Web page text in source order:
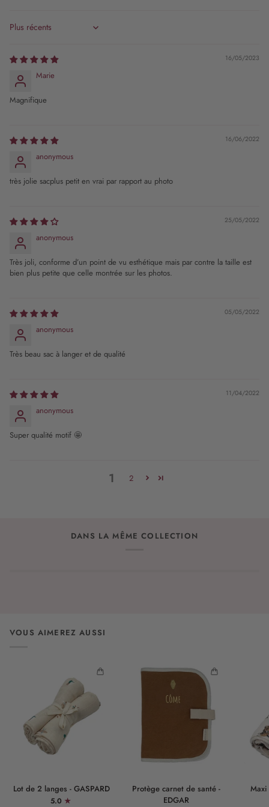
Sort by
16/05/2023
Marie
Magnifique
16/06/2022
anonymous
très jolie sacplus petit en vrai par rapport au photo
25/05/2022
anonymous
Très joli, conforme d’un point de vu esthétique mais par contre la taille est
bien plus petite que celle montrée sur les photos.
05/05/2022
anonymous
Très beau sac à langer et de qualité
11/04/2022
anonymous
Super qualité motif 🤩
1 2
DANS LA MÊME COLLECTION
VOUS AIMEREZ AUSSI
de
Lot de 2 langes - GASPARD
5.0
Protège
carnet
Protège carnet de santé -
EDGAR
lange
Maxi